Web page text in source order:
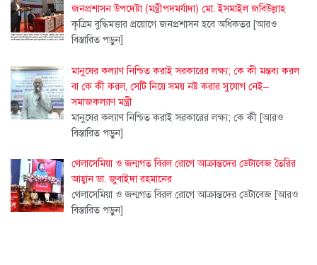
জনপ্রশাসন উপদেষ্টা (মন্ত্রীপদমর্যাদা) মো. ইসমাইল জবিউল্লাহ
কৃত্রিম বুদ্ধিমত্তার প্রয়োগে জনপ্রশাসন হবে অধিকতর [আরও
বিস্তারিত পড়ুন]
মানুষের কল্যাণ নিশ্চিত করাই সরকারের লক্ষ্য; কে কী মন্তব্য করল
বা কে কী করল, সেটি নিয়ে সময় নষ্ট করার সুযোগ নেই–
সমাজকল্যাণ মন্ত্রী
মানুষের কল্যাণ নিশ্চিত করাই সরকারের লক্ষ্য; কে কী [আরও
বিস্তারিত পড়ুন]
থেলাসেমিয়া ও জন্মগত বিরল রোগে আক্রান্তদের ডেটাবেজ তৈরির
আহ্বান ডা. জুবাইদা রহমানের
থেলাসেমিয়া ও জন্মগত বিরল রোগে আক্রান্তদের ডেটাবেজ [আরও
বিস্তারিত পড়ুন]